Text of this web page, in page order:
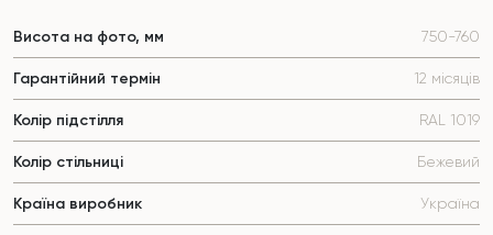
Висота на фото, мм 750-760
Гарантійний термін 12 місяців
Колір підстілля RAL 1019
Колір стільниці Бежевий
Країна виробник Україна